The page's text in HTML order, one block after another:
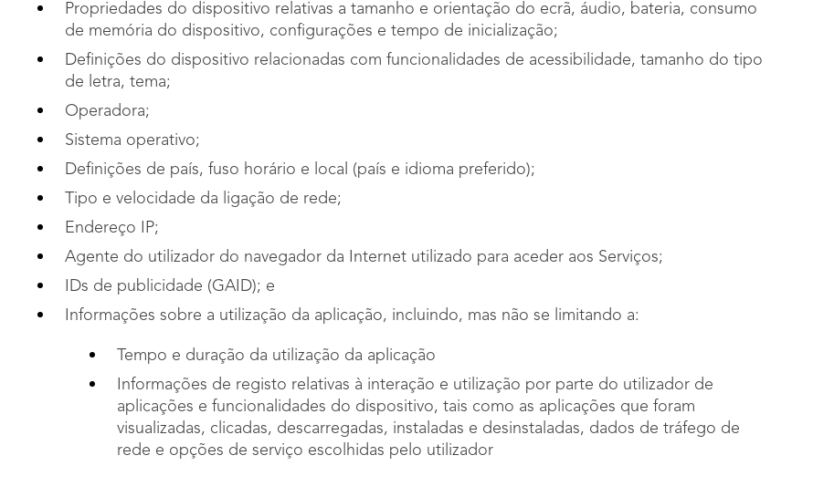
Propriedades do dispositivo relativas a tamanho e orientação do ecrã, áudio, bateria, consumo
de memória do dispositivo, configurações e tempo de inicialização;
Definições do dispositivo relacionadas com funcionalidades de acessibilidade, tamanho do tipo
de letra, tema;
Operadora;
Sistema operativo;
Definições de país, fuso horário e local (país e idioma preferido);
Tipo e velocidade da ligação de rede;
Endereço IP;
Agente do utilizador do navegador da Internet utilizado para aceder aos Serviços;
IDs de publicidade (GAID); e
Informações sobre a utilização da aplicação, incluindo, mas não se limitando a:
Tempo e duração da utilização da aplicação
Informações de registo relativas à interação e utilização por parte do utilizador de
aplicações e funcionalidades do dispositivo, tais como as aplicações que foram
visualizadas, clicadas, descarregadas, instaladas e desinstaladas, dados de tráfego de
rede e opções de serviço escolhidas pelo utilizador